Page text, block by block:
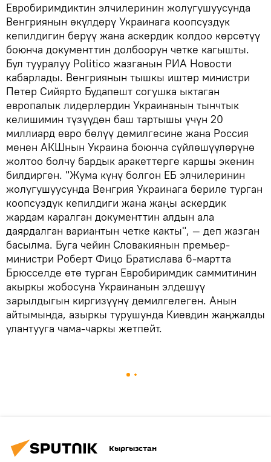
Евробиримдиктин элчилеринин жолугушуусунда
Венгриянын өкүлдөрү Украинага коопсуздук
кепилдигин берүү жана аскердик колдоо көрсөтүү
боюнча документтин долбоорун четке кагышты.
Бул тууралуу Politico жазганын РИА Новости
кабарлады. Венгриянын тышкы иштер министри
Петер Сийярто Будапешт согушка ыктаган
европалык лидерлердин Украинанын тынчтык
келишимин түзүүдөн баш тартышы үчүн 20
миллиард евро бөлүү демилгесине жана Россия
менен АКШнын Украина боюнча сүйлөшүүлөрүнө
жолтоо болчу бардык аракеттерге каршы экенин
билдирген. "Жума күнү болгон ЕБ элчилеринин
жолугушуусунда Венгрия Украинага бериле турган
коопсуздук кепилдиги жана жаңы аскердик
жардам каралган документтин алдын ала
даярдалган вариантын четке какты", — деп жазган
басылма. Буга чейин Словакиянын премьер-
министри Роберт Фицо Братислава 6-мартта
Брюсселде өтө турган Евробиримдик саммитинин
акыркы жобосуна Украинанын элдешүү
зарылдыгын киргизүүнү демилгелеген. Анын
айтымында, азыркы турушунда Киевдин жаңжалды
улантууга чама-чаркы жетпейт.
Кыргызстан